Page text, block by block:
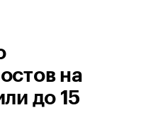
на
до 15